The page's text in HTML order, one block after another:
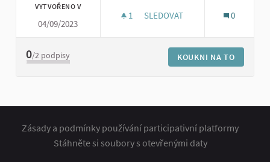
VYTVOŘENO V
04/09/2023
1 1 SLEDUJÍCÍ
SLEDOVAT 0
0/2 podpisy KOUKNI NA TO
Zásady a podmínky používání participativní platformy
Stáhněte si soubory s otevřenými daty